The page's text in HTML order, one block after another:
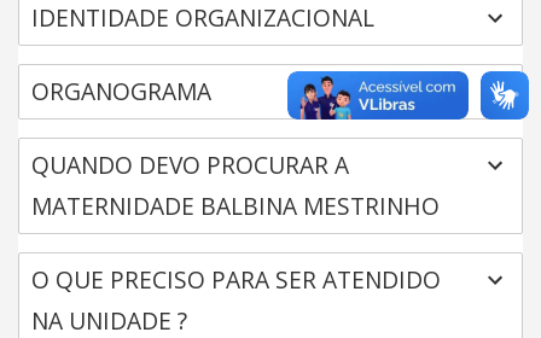
IDENTIDADE ORGANIZACIONAL
ORGANOGRAMA
QUANDO DEVO PROCURAR A
MATERNIDADE BALBINA MESTRINHO
O QUE PRECISO PARA SER ATENDIDO
NA UNIDADE ?